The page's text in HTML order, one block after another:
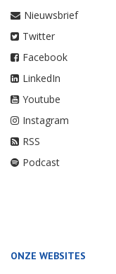
Nieuwsbrief
Twitter
Facebook
LinkedIn
Youtube
Instagram
RSS
Podcast
ONZE WEBSITES